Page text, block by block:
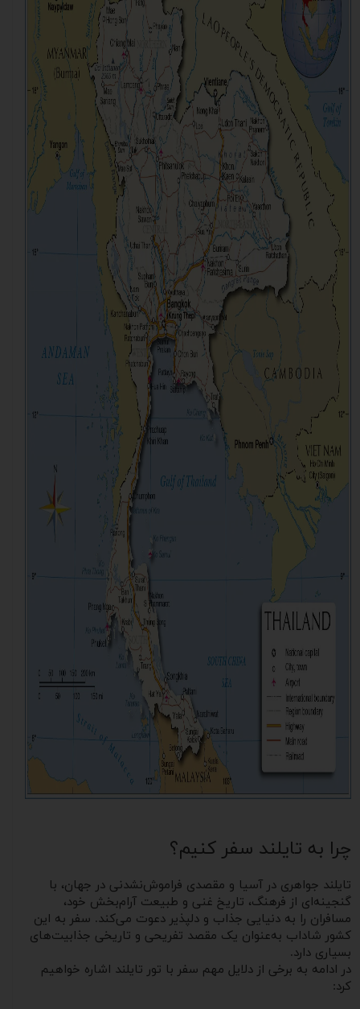
چرا به تایلند سفر کنیم؟
تایلند جواهری در آسیا و مقصدی فراموش‌نشدنی در جهان، با
گنجینه‌ای از فرهنگ، تاریخ غنی و طبیعت آرام‌بخش خود،
مسافران را به دنیایی جذاب و دلپذیر دعوت می‌کند. سفر به این
کشور شاداب به‌عنوان یک مقصد تفریحی و تاریخی جذابیت‌های
بسیاری دارد.
در ادامه به برخی از دلایل مهم سفر با تور تایلند اشاره خواهیم
کرد: